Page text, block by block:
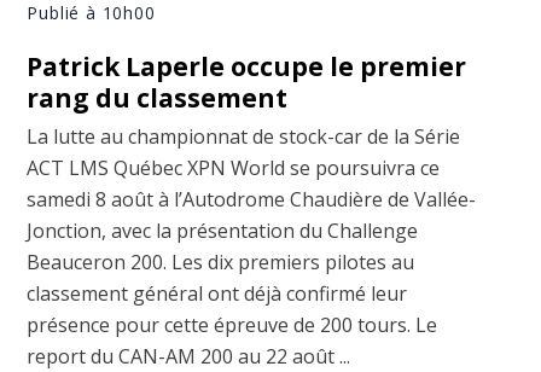
Publié à 10h00
Patrick Laperle occupe le premier
rang du classement
La lutte au championnat de stock-car de la Série
ACT LMS Québec XPN World se poursuivra ce
samedi 8 août à l’Autodrome Chaudière de Vallée-
Jonction, avec la présentation du Challenge
Beauceron 200. Les dix premiers pilotes au
classement général ont déjà confirmé leur
présence pour cette épreuve de 200 tours. Le
report du CAN-AM 200 au 22 août ...